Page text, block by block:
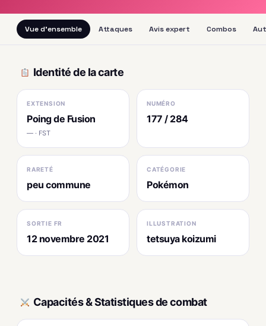
Vue d'ensemble Attaques Avis expert Combos
Identité de la carte
EXTENSION
Poing de Fusion
— · FST
NUMÉRO
177 / 284
RARETÉ
peu commune
CATÉGORIE
Pokémon
SORTIE FR
12 novembre 2021
ILLUSTRATION
tetsuya koizumi
Capacités & Statistiques de combat